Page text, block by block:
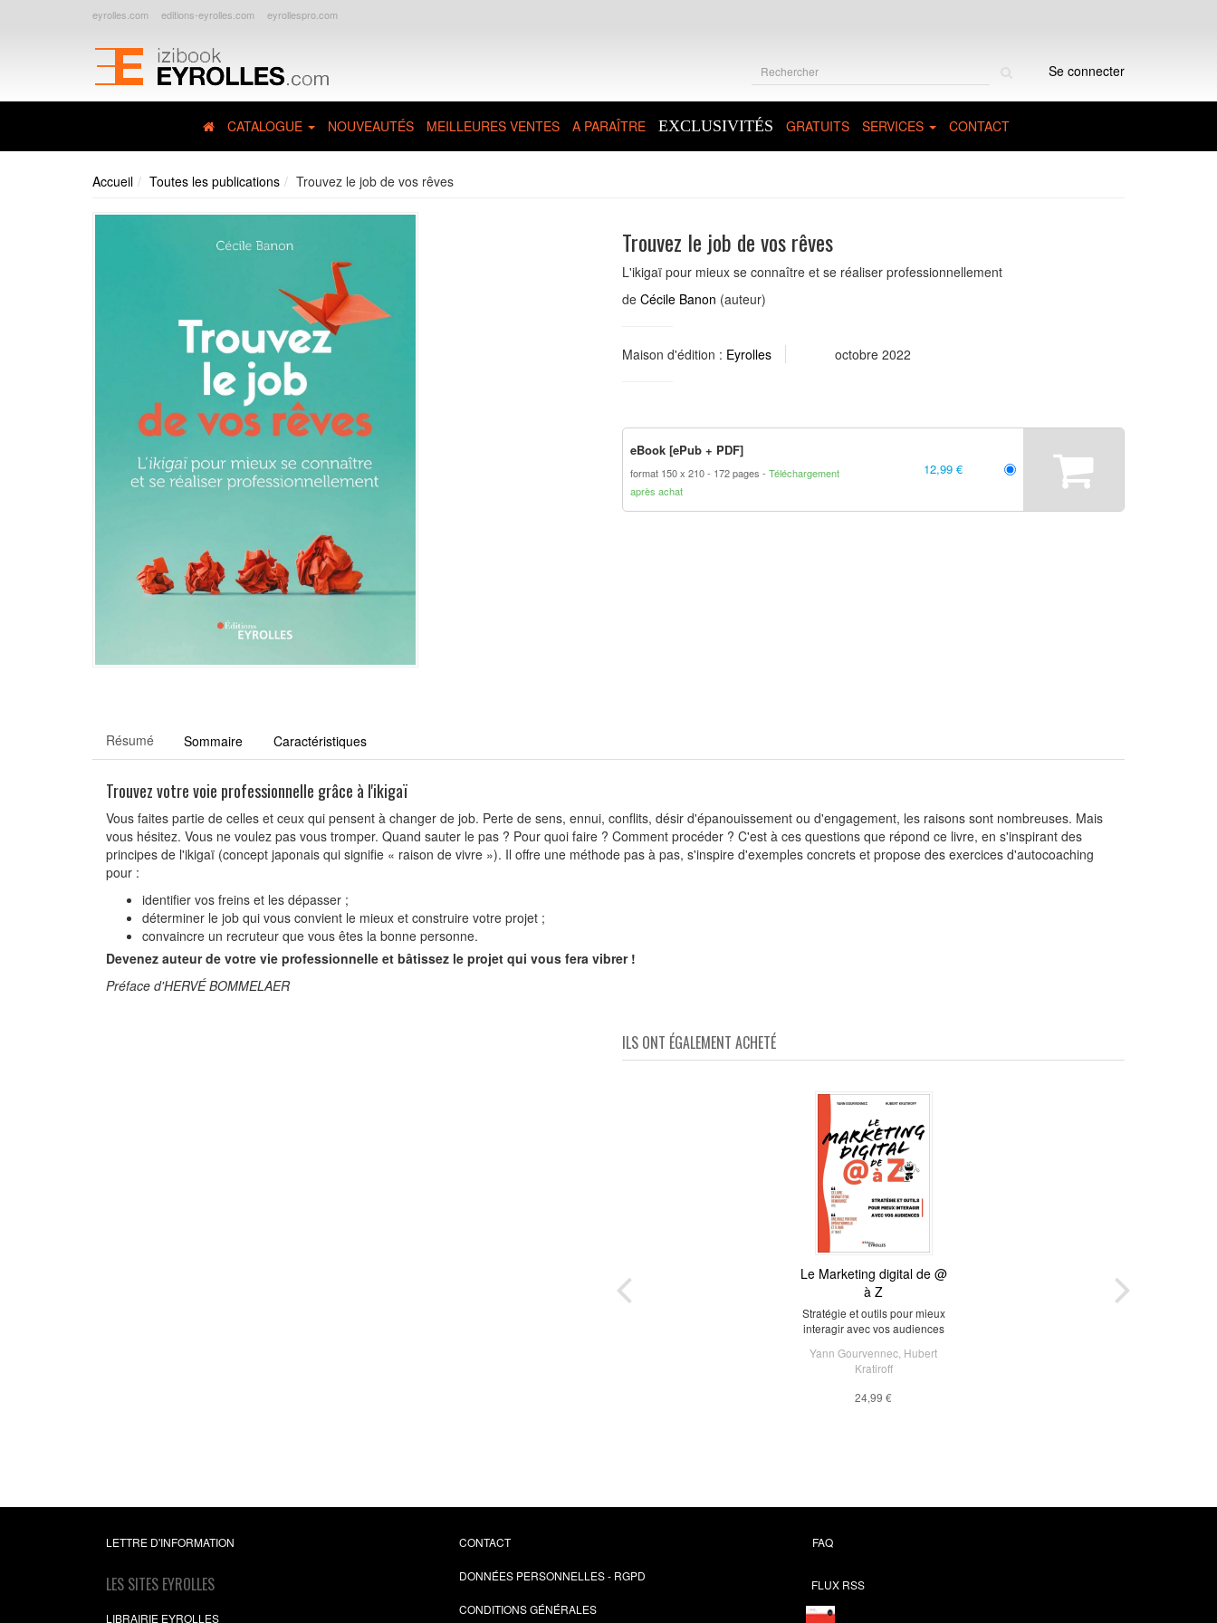
eyrolles.com editions-eyrolles.com eyrollespro.com
Se connecter
CATALOGUE NOUVEAUTÉS MEILLEURES VENTES A PARAÎTRE EXCLUSIVITÉS GRATUITS SERVICES CONTACT
Accueil Toutes les publications Trouvez le job de vos rêves
Trouvez le job de vos rêves
L'ikigaï pour mieux se connaître et se réaliser professionnellement
de Cécile Banon (auteur)
Maison d'édition : Eyrolles octobre 2022
eBook [ePub + PDF]
format 150 x 210 172 pages
Téléchargement
après achat
12,99 €
Résumé Sommaire Caractéristiques
Trouvez votre voie professionnelle grâce à l'ikigaï
Vous faites partie de celles et ceux qui pensent à changer de job. Perte de sens, ennui, conflits, désir d'épanouissement ou d'engagement, les raisons sont nombreuses. Mais
vous hésitez. Vous ne voulez pas vous tromper. Quand sauter le pas ? Pour quoi faire ? Comment procéder ? C'est à ces questions que répond ce livre, en s'inspirant des
principes de l'ikigaï (concept japonais qui signifie « raison de vivre »). Il offre une méthode pas à pas, s'inspire d'exemples concrets et propose des exercices d'autocoaching
pour :
identifier vos freins et les dépasser ;
déterminer le job qui vous convient le mieux et construire votre projet ;
convaincre un recruteur que vous êtes la bonne personne.
Devenez auteur de votre vie professionnelle et bâtissez le projet qui vous fera vibrer !
Préface d'HERVÉ BOMMELAER
ILS ONT ÉGALEMENT ACHETÉ
Le Marketing digital de @
à Z
Stratégie et outils pour mieux
interagir avec vos audiences
Yann Gourvennec Hubert
Kratiroff
24,99 €
LETTRE D'INFORMATION
LES SITES EYROLLES
LIBRAIRIE EYROLLES
CONTACT
DONNÉES PERSONNELLES - RGPD
CONDITIONS GÉNÉRALES
FAQ
FLUX RSS